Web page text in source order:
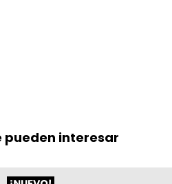
pueden interesar